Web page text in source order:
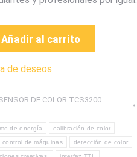
Añadir al carrito
de deseos
DE COLOR TCS3200
de energía calibración de color
control de máquinas detección de color